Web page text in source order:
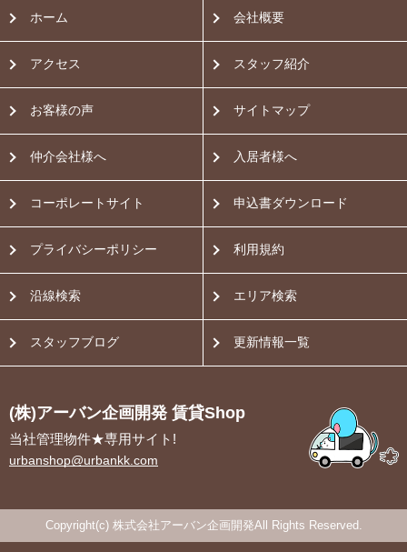
ホーム 会社概要
アクセス スタッフ紹介
お客様の声 サイトマップ
仲介会社様へ 入居者様へ
コーポレートサイト 申込書ダウンロード
プライバシーポリシー 利用規約
沿線検索 エリア検索
スタッフブログ 更新情報一覧
(株)アーバン企画開発 賃貸Shop
当社管理物件★専用サイト!
urbanshop@urbankk.com
Copyright(c) 株式会社アーバン企画開発All Rights Reserved.